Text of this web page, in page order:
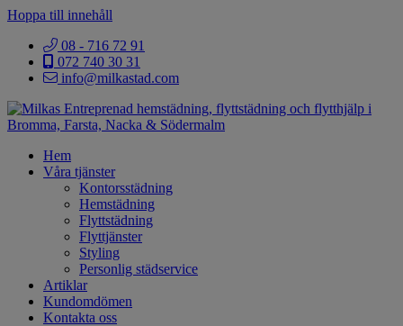
Hoppa till innehåll
08 - 716 72 91
072 740 30 31
info@milkastad.com
Hem
Våra tjänster
Kontorsstädning
Hemstädning
Flyttstädning
Flyttjänster
Styling
Personlig städservice
Artiklar
Kundomdömen
Kontakta oss